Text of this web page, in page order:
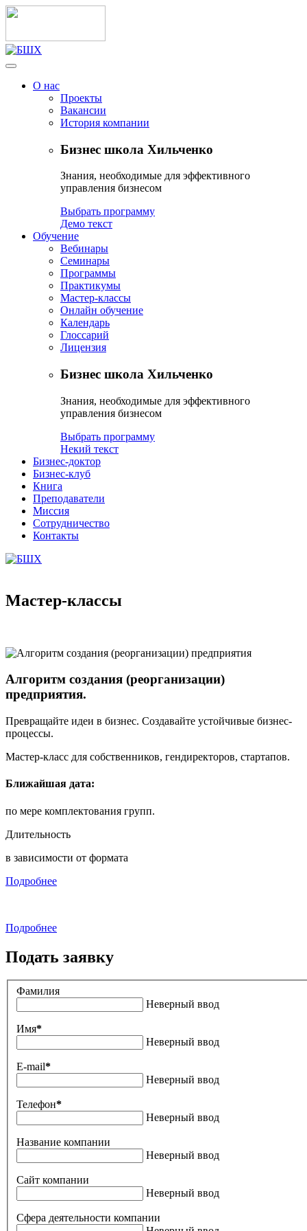
О нас
Проекты
Вакансии
История компании
Бизнес школа Хильченко
Знания, необходимые для эффективного
управления бизнесом
Выбрать программу
Демо текст
Обучение
Вебинары
Семинары
Программы
Практикумы
Мастер-классы
Онлайн обучение
Календарь
Глоссарий
Лицензия
Бизнес школа Хильченко
Знания, необходимые для эффективного
управления бизнесом
Выбрать программу
Некий текст
Бизнес-доктор
Бизнес-клуб
Книга
Преподаватели
Миссия
Сотрудничество
Контакты
Мастер-классы
Алгоритм создания (реорганизации)
предприятия.
Превращайте идеи в бизнес. Создавайте устойчивые бизнес-
процессы.
Мастер-класс для собственников, гендиректоров, стартапов.
Ближайшая дата:
по мере комплектования групп.
Длительность
в зависимости от формата
Подробнее
Подробнее
Подать заявку
Фамилия
Неверный ввод
Имя*
Неверный ввод
E-mail*
Неверный ввод
Телефон*
Неверный ввод
Название компании
Неверный ввод
Сайт компании
Неверный ввод
Сфера деятельности компании